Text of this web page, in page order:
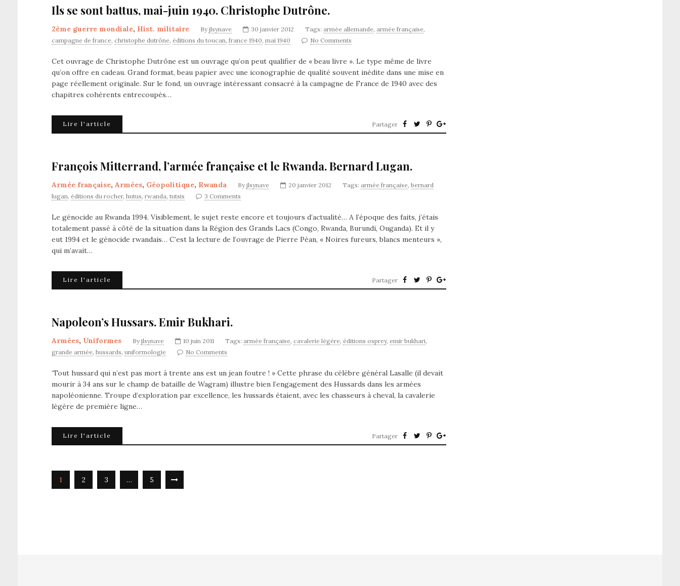
Ils se sont battus, mai-juin 1940. Christophe Dutrône.
2ème guerre mondiale, Hist. militaire By jlsynave 30 janvier 2012 Tags: armée allemande, armée française,
campagne de france, christophe dutrône, éditions du toucan, france 1940, mai 1940 No Comments
Cet ouvrage de Christophe Dutrône est un ouvrage qu’on peut qualifier de « beau livre ». Le type même de livre
qu’on offre en cadeau. Grand format, beau papier avec une iconographie de qualité souvent inédite dans une mise en
page réellement originale. Sur le fond, un ouvrage intéressant consacré à la campagne de France de 1940 avec des
chapitres cohérents entrecoupés…
Lire l'article Partager
François Mitterrand, l’armée française et le Rwanda. Bernard Lugan.
Armée française, Armées, Géopolitique, Rwanda By jlsynave 20 janvier 2012 Tags: armée française, bernard
lugan, éditions du rocher, hutus, rwanda, tutsis 3 Comments
Le génocide au Rwanda 1994. Visiblement, le sujet reste encore et toujours d’actualité… A l’époque des faits, j’étais
totalement passé à côté de la situation dans la Région des Grands Lacs (Congo, Rwanda, Burundi, Ouganda). Et il y
eut 1994 et le génocide rwandais… C’est la lecture de l’ouvrage de Pierre Péan, « Noires fureurs, blancs menteurs »,
qui m’avait…
Lire l'article Partager
Napoleon’s Hussars. Emir Bukhari.
Armées, Uniformes By jlsynave 10 juin 2011 Tags: armée française, cavalerie légère, éditions osprey, emir bukhari,
grande armée, hussards, uniformologie No Comments
‘Tout hussard qui n’est pas mort à trente ans est un jean foutre ! » Cette phrase du célèbre général Lasalle (il devait
mourir à 34 ans sur le champ de bataille de Wagram) illustre bien l’engagement des Hussards dans les armées
napoléonienne. Troupe d’exploration par excellence, les hussards étaient, avec les chasseurs à cheval, la cavalerie
légère de première ligne…
Lire l'article Partager
1 2 3 … 5